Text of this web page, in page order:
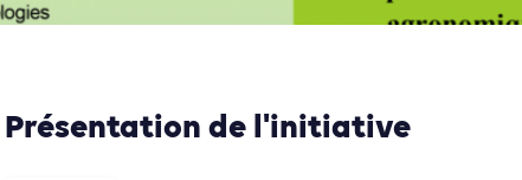
Présentation de l'initiative